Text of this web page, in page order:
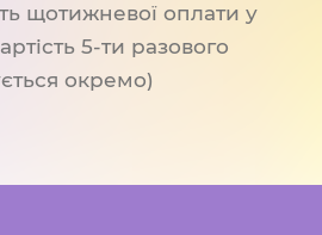
щотижневої оплати у
5-ти разового
окремо)